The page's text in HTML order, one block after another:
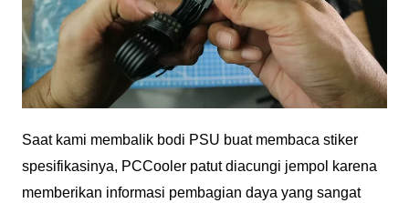
Saat kami membalik bodi PSU buat membaca stiker
spesifikasinya, PCCooler patut diacungi jempol karena
memberikan informasi pembagian daya yang sangat